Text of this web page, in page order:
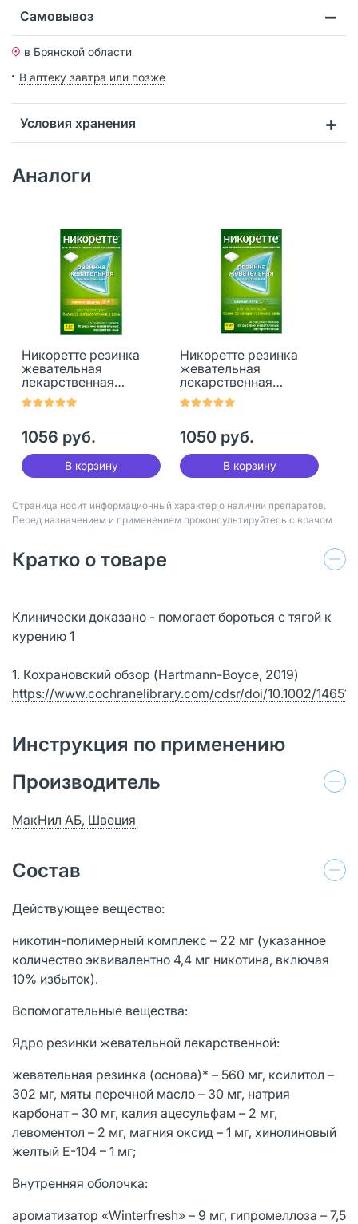
Самовывоз
в Брянской области
В аптеку завтра или позже
Условия хранения
Аналоги
Никоретте резинка
жевательная
лекарственная
свежие фрукты 4 мг
30 шт
1056 руб.
В корзину
Никоретте резинка
жевательная
лекарственная
свежая мята 4 мг 30
шт
1050 руб.
В корзину
Страница носит информационный характер о наличии препаратов.
Перед назначением и применением проконсультируйтесь с врачом
Кратко о товаре
Клинически доказано - помогает бороться с тягой к
курению 1
1. Кохрановский обзор (Hartmann-Boyce, 2019)
https://www.cochranelibrary.com/cdsr/doi/10.1002/
Инструкция по применению
Производитель
МакНил АБ, Швеция
Состав
Действующее вещество:
никотин-полимерный комплекс – 22 мг (указанное
количество эквивалентно 4,4 мг никотина, включая
10% избыток).
Вспомогательные вещества:
Ядро резинки жевательной лекарственной:
жевательная резинка (основа)* – 560 мг, ксилитол –
302 мг, мяты перечной масло – 30 мг, натрия
карбонат – 30 мг, калия ацесульфам – 2 мг,
левоментол – 2 мг, магния оксид – 1 мг, хинолиновый
желтый Е-104 – 1 мг;
Внутренняя оболочка:
ароматизатор «Winterfresh» – 9 мг, гипромеллоза – 7,5